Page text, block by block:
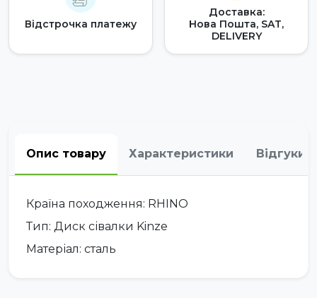
Відстрочка платежу
Доставка:
Нова Пошта, SAT,
DELIVERY
Опис товару Характеристики Відгуки
Країна походження: RHINO
Тип: Диск сівалки Kinze
Матеріал: сталь